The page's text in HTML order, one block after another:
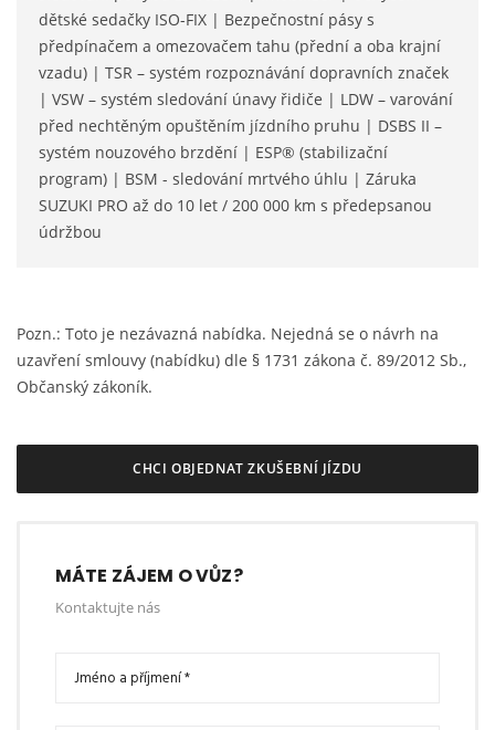
dětské sedačky ISO-FIX | Bezpečnostní pásy s
předpínačem a omezovačem tahu (přední a oba krajní
vzadu) | TSR – systém rozpoznávání dopravních značek
| VSW – systém sledování únavy řidiče | LDW – varování
před nechtěným opuštěním jízdního pruhu | DSBS II –
systém nouzového brzdění | ESP® (stabilizační
program) | BSM - sledování mrtvého úhlu | Záruka
SUZUKI PRO až do 10 let / 200 000 km s předepsanou
údržbou
Pozn.: Toto je nezávazná nabídka. Nejedná se o návrh na
uzavření smlouvy (nabídku) dle § 1731 zákona č. 89/2012 Sb.,
Občanský zákoník.
CHCI OBJEDNAT ZKUŠEBNÍ JÍZDU
MÁTE ZÁJEM O VŮZ?
Kontaktujte nás